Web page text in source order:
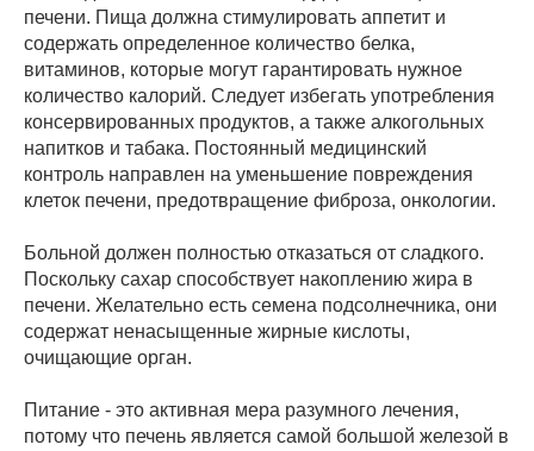
печени. Пища должна стимулировать аппетит и
содержать определенное количество белка,
витаминов, которые могут гарантировать нужное
количество калорий. Следует избегать употребления
консервированных продуктов, а также алкогольных
напитков и табака. Постоянный медицинский
контроль направлен на уменьшение повреждения
клеток печени, предотвращение фиброза, онкологии.
Больной должен полностью отказаться от сладкого.
Поскольку сахар способствует накоплению жира в
печени. Желательно есть семена подсолнечника, они
содержат ненасыщенные жирные кислоты,
очищающие орган.
Питание - это активная мера разумного лечения,
потому что печень является самой большой железой в